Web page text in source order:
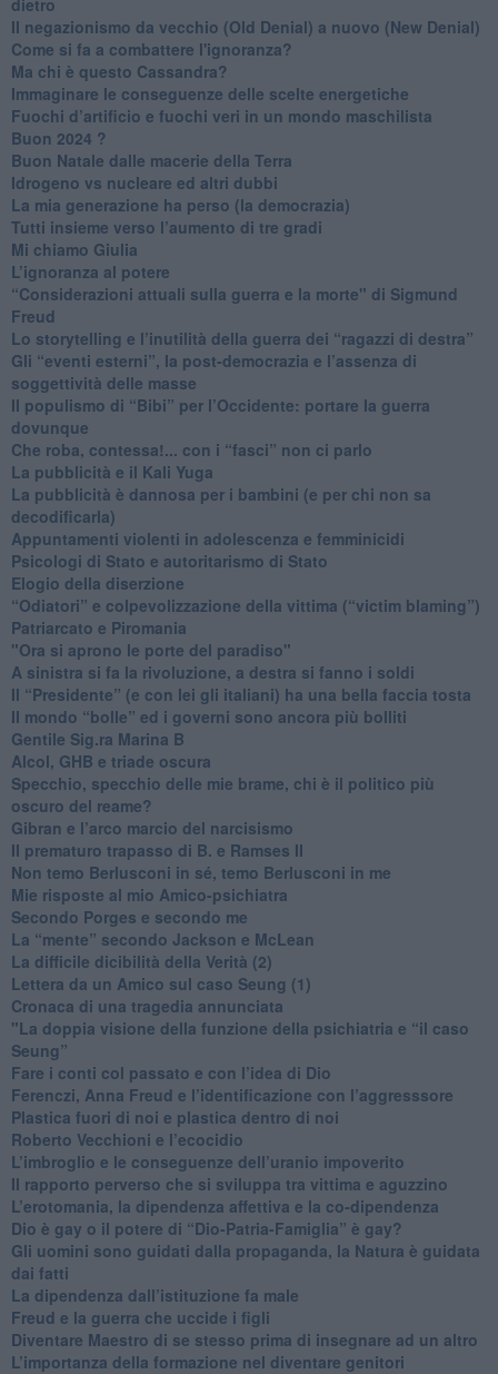
Il negazionismo da vecchio (Old Denial) a nuovo (New Denial)
Come si fa a combattere l'ignoranza?
Ma chi è questo Cassandra?
Immaginare le conseguenze delle scelte energetiche
​Fuochi d’artificio e fuochi veri in un mondo maschilista
Buon 2024 ?
​Buon Natale dalle macerie della Terra
​Idrogeno vs nucleare ed altri dubbi
​La mia generazione ha perso (la democrazia)
​Tutti insieme verso l’aumento di tre gradi
Mi chiamo Giulia
L’ignoranza al potere
​“Considerazioni attuali sulla guerra e la morte" di Sigmund
Freud
​Lo storytelling e l’inutilità della guerra dei “ragazzi di destra”
​Gli “eventi esterni”, la post-democrazia e l’assenza di
soggettività delle masse
​Il populismo di “Bibi” per l’Occidente: portare la guerra
dovunque
​Che roba, contessa!... con i “fasci” non ci parlo
La pubblicità e il Kali Yuga
​La pubblicità è dannosa per i bambini (e per chi non sa
decodificarla)
​Appuntamenti violenti in adolescenza e femminicidi
​Psicologi di Stato e autoritarismo di Stato
Elogio della diserzione
“Odiatori” e colpevolizzazione della vittima (“victim blaming”)
​Patriarcato e Piromania
"Ora si aprono le porte del paradiso"
​A sinistra si fa la rivoluzione, a destra si fanno i soldi
​Il “Presidente” (e con lei gli italiani) ha una bella faccia tosta
​Il mondo “bolle” ed i governi sono ancora più bolliti
​Gentile Sig.ra Marina B
​Alcol, GHB e triade oscura
​Specchio, specchio delle mie brame, chi è il politico più
oscuro del reame?
​Gibran e l’arco marcio del narcisismo
​Il prematuro trapasso di B. e Ramses II
​Non temo Berlusconi in sé, temo Berlusconi in me
​Mie risposte al mio Amico-psichiatra
​Secondo Porges e secondo me
​La “mente” secondo Jackson e McLean
La difficile dicibilità della Verità (2)
​Lettera da un Amico sul caso Seung (1)
​Cronaca di una tragedia annunciata
"​La doppia visione della funzione della psichiatria e “il caso
Seung”
​Fare i conti col passato e con l’idea di Dio
​Ferenczi, Anna Freud e l’identificazione con l’aggresssore
Plastica fuori di noi e plastica dentro di noi
​Roberto Vecchioni e l’ecocidio
​L’imbroglio e le conseguenze dell’uranio impoverito
​Il rapporto perverso che si sviluppa tra vittima e aguzzino
L’erotomania, la dipendenza affettiva e la co-dipendenza
​Dio è gay o il potere di “Dio-Patria-Famiglia” è gay?
​Gli uomini sono guidati dalla propaganda, la Natura è guidata
dai fatti
La dipendenza dall’istituzione fa male
​Freud e la guerra che uccide i figli
​Diventare Maestro di se stesso prima di insegnare ad un altro
L’importanza della formazione nel diventare genitori